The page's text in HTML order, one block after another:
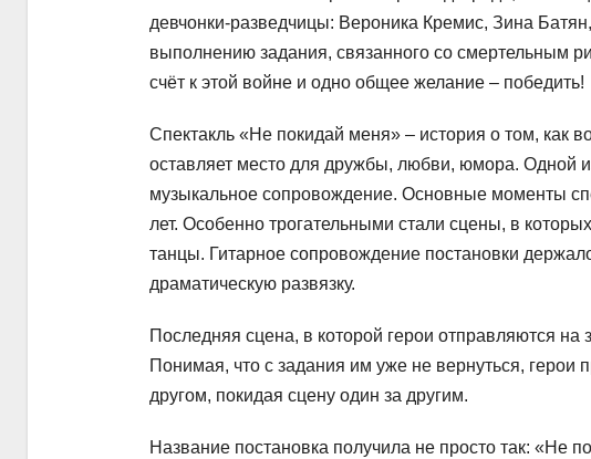
девчонки-разведчицы: Вероника Кремис, Зина
выполнению задания, связанного со смертельным
счёт к этой войне и одно общее желание – победить!
Спектакль «Не покидай меня» – история о том, как
оставляет место для дружбы, любви, юмора. Одной
музыкальное сопровождение. Основные моменты
лет. Особенно трогательными стали сцены, в
танцы. Гитарное сопровождение постановки
драматическую развязку.
Последняя сцена, в которой герои отправляются
Понимая, что с задания им уже не вернуться, герои
другом, покидая сцену один за другим.
Название постановка получила не просто так: «Не